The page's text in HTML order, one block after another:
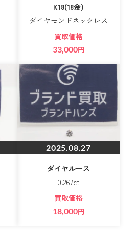
K18(18金)
ダイヤモンドネックレス
買取価格
33,000円
2025.08.27
ダイヤルース
0.267ct
買取価格
18,000円